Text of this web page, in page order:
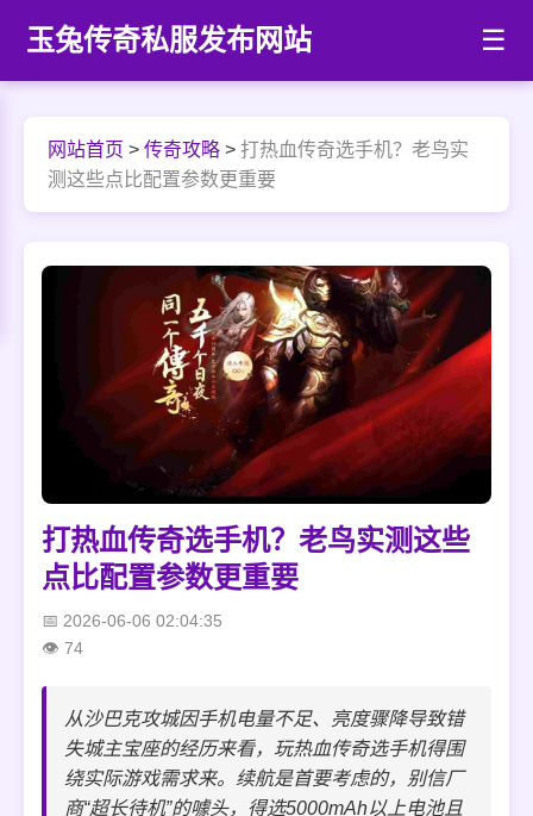
玉兔传奇私服发布网站 ☰
网站首页 > 传奇攻略 > 打热血传奇选手机？老鸟实
测这些点比配置参数更重要
打热血传奇选手机？老鸟实测这些
点比配置参数更重要
2026-06-06 02:04:35
74
从沙巴克攻城因手机电量不足、亮度骤降导致错
失城主宝座的经历来看，玩热血传奇选手机得围
绕实际游戏需求来。续航是首要考虑的，别信厂
商“超长待机”的噱头，得选5000mAh以上电池且